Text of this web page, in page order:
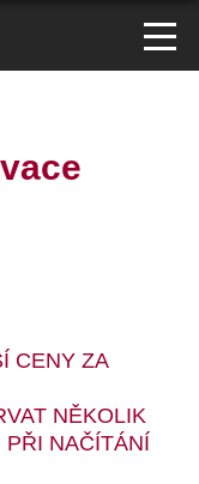
CENY ZA
NĚKOLIK
NAČÍTÁNÍ